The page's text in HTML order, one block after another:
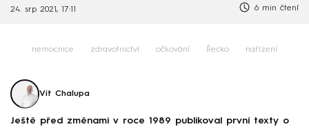
24. srp 2021, 17:11 6 min čtení
nemocnice zdravotnictví očkování Řecko nařízení
Vít Chalupa
Ještě před změnami v roce 1989 publikoval první texty o